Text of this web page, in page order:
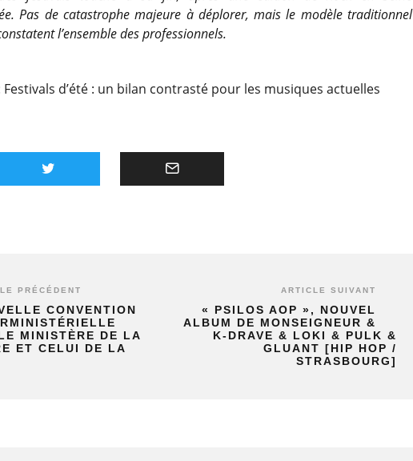
Pas de catastrophe majeure à déplorer, mais le modèle traditionnel
l’ensemble des professionnels.
Festivals d’été : un bilan contrasté pour les musiques actuelles
PRÉCÉDENT
CONVENTION
MINISTÈRE DE LA
ET CELUI DE LA
ARTICLE SUIVANT
« PSILOS AOP », NOUVEL
ALBUM DE MONSEIGNEUR &
K-DRAVE & LOKI & PULK &
GLUANT [HIP HOP /
STRASBOURG]